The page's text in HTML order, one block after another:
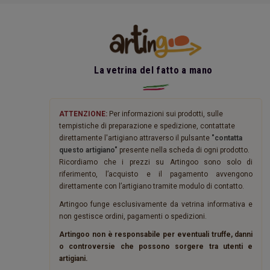
La vetrina del fatto a mano
ATTENZIONE: Per informazioni sui prodotti, sulle
tempistiche di preparazione e spedizione, contattate
direttamente l'artigiano attraverso il pulsante "contatta
questo artigiano" presente nella scheda di ogni prodotto.
Ricordiamo che i prezzi su Artingoo sono solo di
riferimento, l’acquisto e il pagamento avvengono
direttamente con l’artigiano tramite modulo di contatto.
Artingoo funge esclusivamente da vetrina informativa e
non gestisce ordini, pagamenti o spedizioni.
Artingoo non è responsabile per eventuali truffe, danni
o controversie che possono sorgere tra utenti e
artigiani.